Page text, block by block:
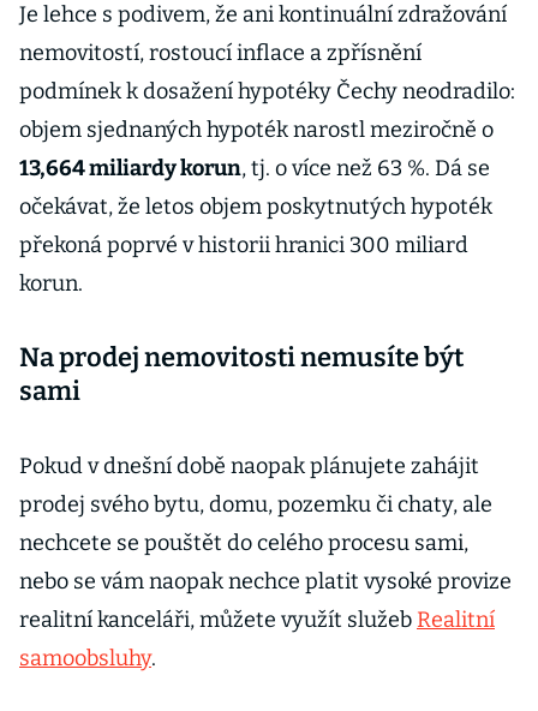
Je lehce s podivem, že ani kontinuální zdražování
nemovitostí, rostoucí inflace a zpřísnění
podmínek k dosažení hypotéky Čechy neodradilo:
objem sjednaných hypoték narostl meziročně o
13,664 miliardy korun, tj. o více než 63 %. Dá se
očekávat, že letos objem poskytnutých hypoték
překoná poprvé v historii hranici 300 miliard
korun.
Na prodej nemovitosti nemusíte být
sami
Pokud v dnešní době naopak plánujete zahájit
prodej svého bytu, domu, pozemku či chaty, ale
nechcete se pouštět do celého procesu sami,
nebo se vám naopak nechce platit vysoké provize
realitní kanceláři, můžete využít služeb Realitní
samoobsluhy.